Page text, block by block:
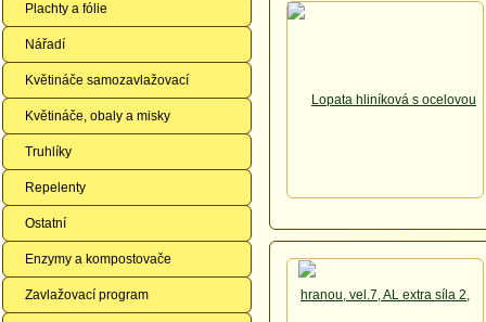
Plachty a fólie
Nářadí
Květináče samozavlažovací
Květináče, obaly a misky
Truhlíky
Repelenty
Ostatní
Enzymy a kompostovače
Zavlažovací program